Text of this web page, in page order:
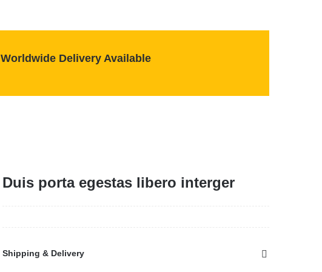
Worldwide Delivery Available
Duis porta egestas libero interger
Shipping & Delivery